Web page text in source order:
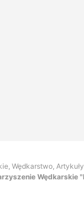
Wędkarstwo,
Wędkarskie